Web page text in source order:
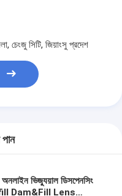
চেংজু সিটি, জিয়াংসু প্রদেশ
ভিজ্যুয়াল ডিসপেনসিং
Dam&Fill Lens